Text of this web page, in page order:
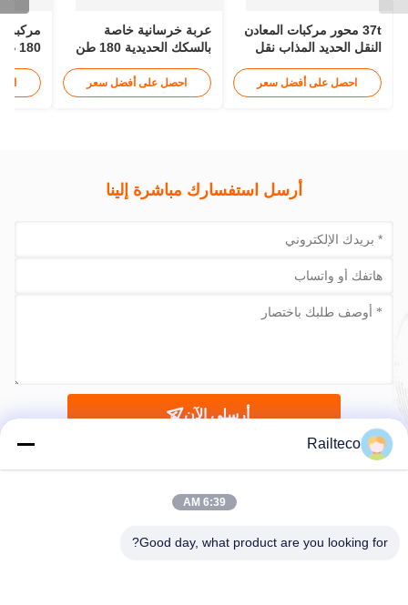
37t محور مركبات المعادن
النقل الحديد المذاب نقل
احصل على أفضل سعر
عربة خرسانية خاصة
بالسكك الحديدية 180 طن
احصل على أفضل سعر
مركبة
1435 مم
أرسل استفسارك مباشرة إلينا
أرسلي الآن
Railteco
6:39 AM
Good day, what product are you looking for?